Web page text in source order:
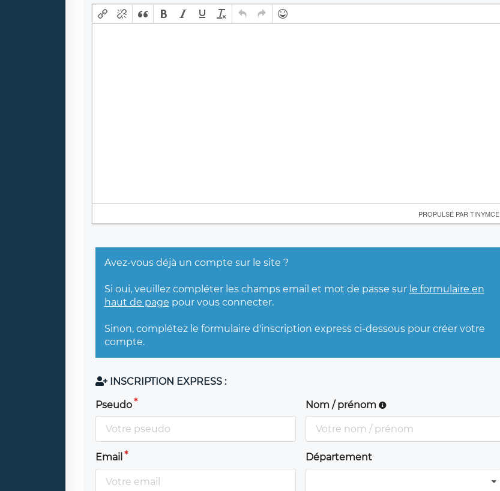
PROPULSÉ PAR TINYMCE
Avez-vous déjà un compte sur le site ?
Si oui, veuillez compléter les champs email et mot de passe sur le formulaire en
haut de page pour vous connecter.
Sinon, complétez le formulaire d'inscription express ci-dessous pour créer votre
compte.
INSCRIPTION EXPRESS :
Pseudo Nom / prénom
Email Département